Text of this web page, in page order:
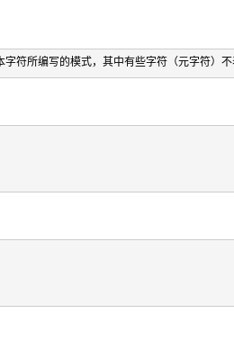
写的模式，其中有些字符（元字符）不